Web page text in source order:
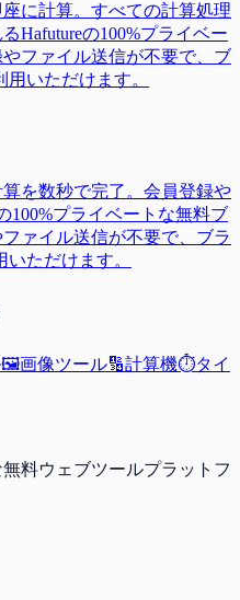
に計算。すべての計算処理
Hafutureの100%プライベー
ファイル送信が不要で、ブ
いただけます。
を数秒で完了。会員登録や
100%プライベートな無料ブ
ァイル送信が不要で、ブラ
ただけます。
🖼️画像ツール🔢計算機⏱️タイ
料ウェブツールプラットフ